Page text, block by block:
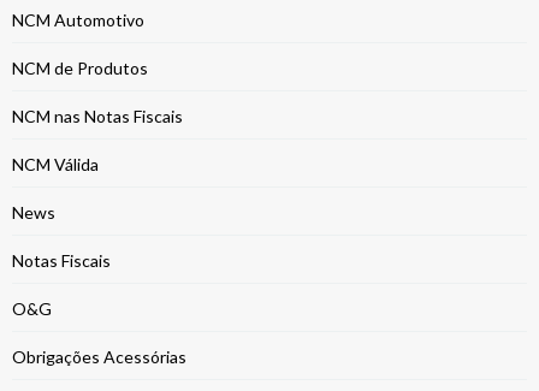
NCM Automotivo
NCM de Produtos
NCM nas Notas Fiscais
NCM Válida
News
Notas Fiscais
O&G
Obrigações Acessórias